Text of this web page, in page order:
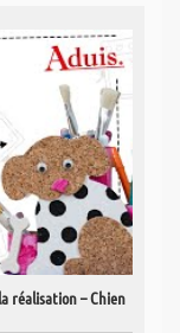
réalisation – Chien